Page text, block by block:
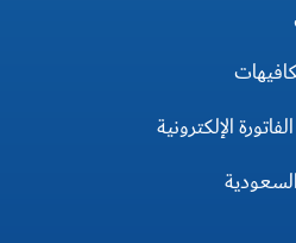
الإلكترونية